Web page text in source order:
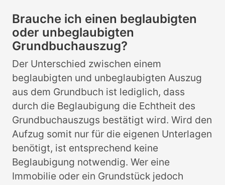
Brauche ich einen beglaubigten
oder unbeglaubigten
Grundbuchauszug?
Der Unterschied zwischen einem
beglaubigten und unbeglaubigten Auszug
aus dem Grundbuch ist lediglich, dass
durch die Beglaubigung die Echtheit des
Grundbuchauszugs bestätigt wird. Wird den
Aufzug somit nur für die eigenen Unterlagen
benötigt, ist entsprechend keine
Beglaubigung notwendig. Wer eine
Immobilie oder ein Grundstück jedoch